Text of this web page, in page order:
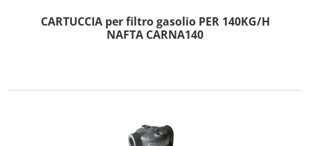
CARTUCCIA per filtro gasolio PER 140KG/H
NAFTA CARNA140